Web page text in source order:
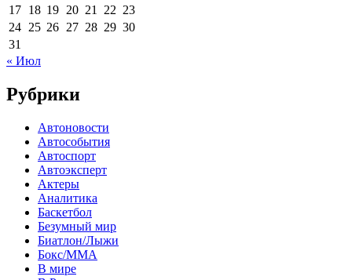
17 18 19 20 21 22 23
24 25 26 27 28 29 30
31
« Июл
Рубрики
Автоновости
Автособытия
Автоспорт
Автоэксперт
Актеры
Аналитика
Баскетбол
Безумный мир
Биатлон/Лыжи
Бокс/MMA
В мире